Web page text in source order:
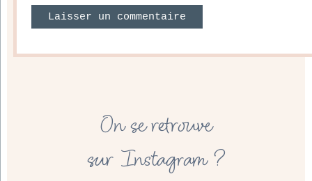
On se retrouve
sur Instagram ?